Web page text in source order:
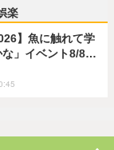
楽
】魚に触れて学
な」イベント8/8…